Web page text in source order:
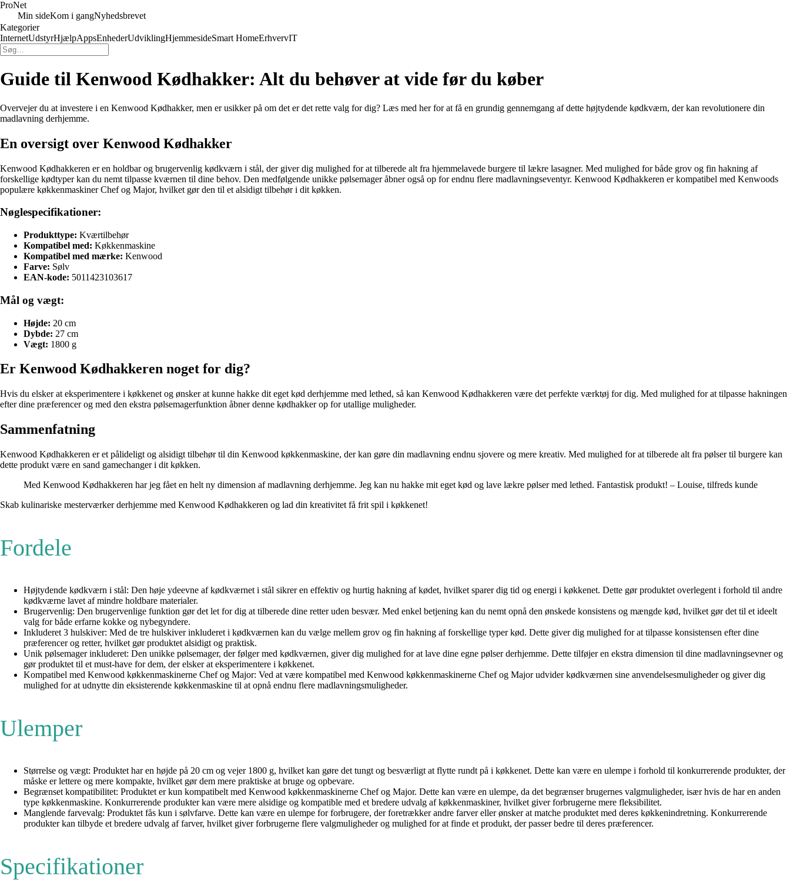
ProNet
Min sideKom i gangNyhedsbrevet
Kategorier
InternetUdstyrHjælpAppsEnhederUdviklingHjemmesideSmart HomeErhvervIT
Guide til Kenwood Kødhakker: Alt du behøver at vide før du køber
Overvejer du at investere i en Kenwood Kødhakker, men er usikker på om det er det rette valg for dig? Læs med her for at få en grundig gennemgang af dette højtydende kødkværn, der kan revolutionere din
madlavning derhjemme.
En oversigt over Kenwood Kødhakker
Kenwood Kødhakkeren er en holdbar og brugervenlig kødkværn i stål, der giver dig mulighed for at tilberede alt fra hjemmelavede burgere til lækre lasagner. Med mulighed for både grov og fin hakning af
forskellige kødtyper kan du nemt tilpasse kværnen til dine behov. Den medfølgende unikke pølsemager åbner også op for endnu flere madlavningseventyr. Kenwood Kødhakkeren er kompatibel med Kenwoods
populære køkkenmaskiner Chef og Major, hvilket gør den til et alsidigt tilbehør i dit køkken.
Nøglespecifikationer:
Produkttype: Kværtilbehør
Kompatibel med: Køkkenmaskine
Kompatibel med mærke: Kenwood
Farve: Sølv
EAN-kode: 5011423103617
Mål og vægt:
Højde: 20 cm
Dybde: 27 cm
Vægt: 1800 g
Er Kenwood Kødhakkeren noget for dig?
Hvis du elsker at eksperimentere i køkkenet og ønsker at kunne hakke dit eget kød derhjemme med lethed, så kan Kenwood Kødhakkeren være det perfekte værktøj for dig. Med mulighed for at tilpasse hakningen
efter dine præferencer og med den ekstra pølsemagerfunktion åbner denne kødhakker op for utallige muligheder.
Sammenfatning
Kenwood Kødhakkeren er et pålideligt og alsidigt tilbehør til din Kenwood køkkenmaskine, der kan gøre din madlavning endnu sjovere og mere kreativ. Med mulighed for at tilberede alt fra pølser til burgere kan
dette produkt være en sand gamechanger i dit køkken.
Med Kenwood Kødhakkeren har jeg fået en helt ny dimension af madlavning derhjemme. Jeg kan nu hakke mit eget kød og lave lækre pølser med lethed. Fantastisk produkt! – Louise, tilfreds kunde
Skab kulinariske mesterværker derhjemme med Kenwood Kødhakkeren og lad din kreativitet få frit spil i køkkenet!
Fordele
Højtydende kødkværn i stål: Den høje ydeevne af kødkværnet i stål sikrer en effektiv og hurtig hakning af kødet, hvilket sparer dig tid og energi i køkkenet. Dette gør produktet overlegent i forhold til andre
kødkværne lavet af mindre holdbare materialer.
Brugervenlig: Den brugervenlige funktion gør det let for dig at tilberede dine retter uden besvær. Med enkel betjening kan du nemt opnå den ønskede konsistens og mængde kød, hvilket gør det til et ideelt
valg for både erfarne kokke og nybegyndere.
Inkluderet 3 hulskiver: Med de tre hulskiver inkluderet i kødkværnen kan du vælge mellem grov og fin hakning af forskellige typer kød. Dette giver dig mulighed for at tilpasse konsistensen efter dine
præferencer og retter, hvilket gør produktet alsidigt og praktisk.
Unik pølsemager inkluderet: Den unikke pølsemager, der følger med kødkværnen, giver dig mulighed for at lave dine egne pølser derhjemme. Dette tilføjer en ekstra dimension til dine madlavningsevner og
gør produktet til et must-have for dem, der elsker at eksperimentere i køkkenet.
Kompatibel med Kenwood køkkenmaskinerne Chef og Major: Ved at være kompatibel med Kenwood køkkenmaskinerne Chef og Major udvider kødkværnen sine anvendelsesmuligheder og giver dig
mulighed for at udnytte din eksisterende køkkenmaskine til at opnå endnu flere madlavningsmuligheder.
Ulemper
Størrelse og vægt: Produktet har en højde på 20 cm og vejer 1800 g, hvilket kan gøre det tungt og besværligt at flytte rundt på i køkkenet. Dette kan være en ulempe i forhold til konkurrerende produkter, der
måske er lettere og mere kompakte, hvilket gør dem mere praktiske at bruge og opbevare.
Begrænset kompatibilitet: Produktet er kun kompatibelt med Kenwood køkkenmaskinerne Chef og Major. Dette kan være en ulempe, da det begrænser brugernes valgmuligheder, især hvis de har en anden
type køkkenmaskine. Konkurrerende produkter kan være mere alsidige og kompatible med et bredere udvalg af køkkenmaskiner, hvilket giver forbrugerne mere fleksibilitet.
Manglende farvevalg: Produktet fås kun i sølvfarve. Dette kan være en ulempe for forbrugere, der foretrækker andre farver eller ønsker at matche produktet med deres køkkenindretning. Konkurrerende
produkter kan tilbyde et bredere udvalg af farver, hvilket giver forbrugerne flere valgmuligheder og mulighed for at finde et produkt, der passer bedre til deres præferencer.
Specifikationer